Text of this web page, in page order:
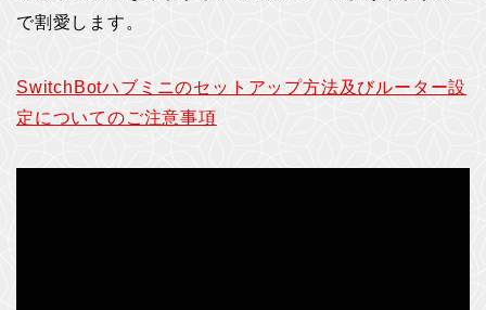
で割愛します。
SwitchBotハブミニのセットアップ方法及びルーター設
定についてのご注意事項